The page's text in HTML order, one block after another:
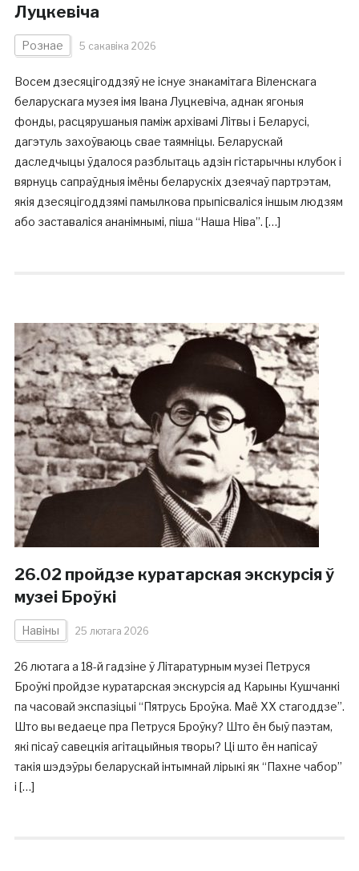
Луцкевіча
Рознае 5 сакавіка 2026
Восем дзесяцігоддзяў не існуе знакамітага Віленскага
беларускага музея імя Івана Луцкевіча, аднак ягоныя
фонды, расцярушаныя паміж архівамі Літвы і Беларусі,
дагэтуль захоўваюць свае таямніцы. Беларускай
даследчыцы ўдалося разблытаць адзін гістарычны клубок і
вярнуць сапраўдныя імёны беларускіх дзеячаў партрэтам,
якія дзесяцігоддзямі памылкова прыпісваліся іншым людзям
або заставаліся ананімнымі, піша “Наша Ніва”. […]
26.02 пройдзе куратарская экскурсія ў
музеі Броўкі
Навіны 25 лютага 2026
26 лютага а 18-й гадзіне ў Літаратурным музеі Петруся
Броўкі пройдзе куратарская экскурсія ад Карыны Кушчанкі
па часовай экспазіцыі “Пятрусь Броўка. Маё ХХ стагоддзе”.
Што вы ведаеце пра Петруся Броўку? Што ён быў паэтам,
які пісаў савецкія агітацыйныя творы? Ці што ён напісаў
такія шэдэўры беларускай інтымнай лірыкі як “Пахне чабор”
і […]